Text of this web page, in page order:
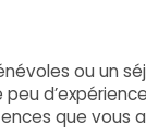
ou un
que vous